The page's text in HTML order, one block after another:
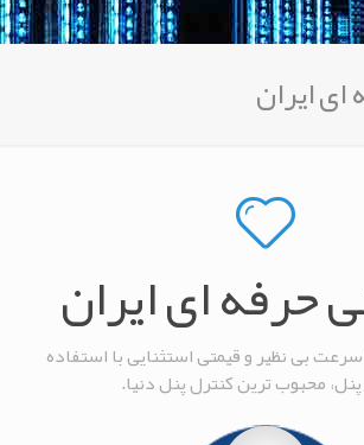
ایران
حرفه ای ایران
بی نظیر و قیمتی استثنایی با استفاده
محبوب ترین کنترل پنل دنیا.